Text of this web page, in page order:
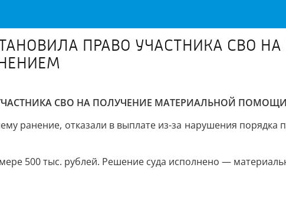
ПРАВО УЧАСТНИКА СВО
СВО НА ПОЛУЧЕНИЕ МАТЕРИАЛЬНОЙ
ранение, отказали в выплате из-за нарушения порядка
500 тыс. рублей. Решение суда исполнено —